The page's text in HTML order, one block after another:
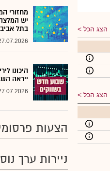
הצג הכל
הצג הכל
מחזורי
יש
בתל אביב
היכונו
ייראה
הצעות
ניירות ערך